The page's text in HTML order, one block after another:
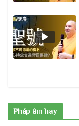
Pháp âm hay